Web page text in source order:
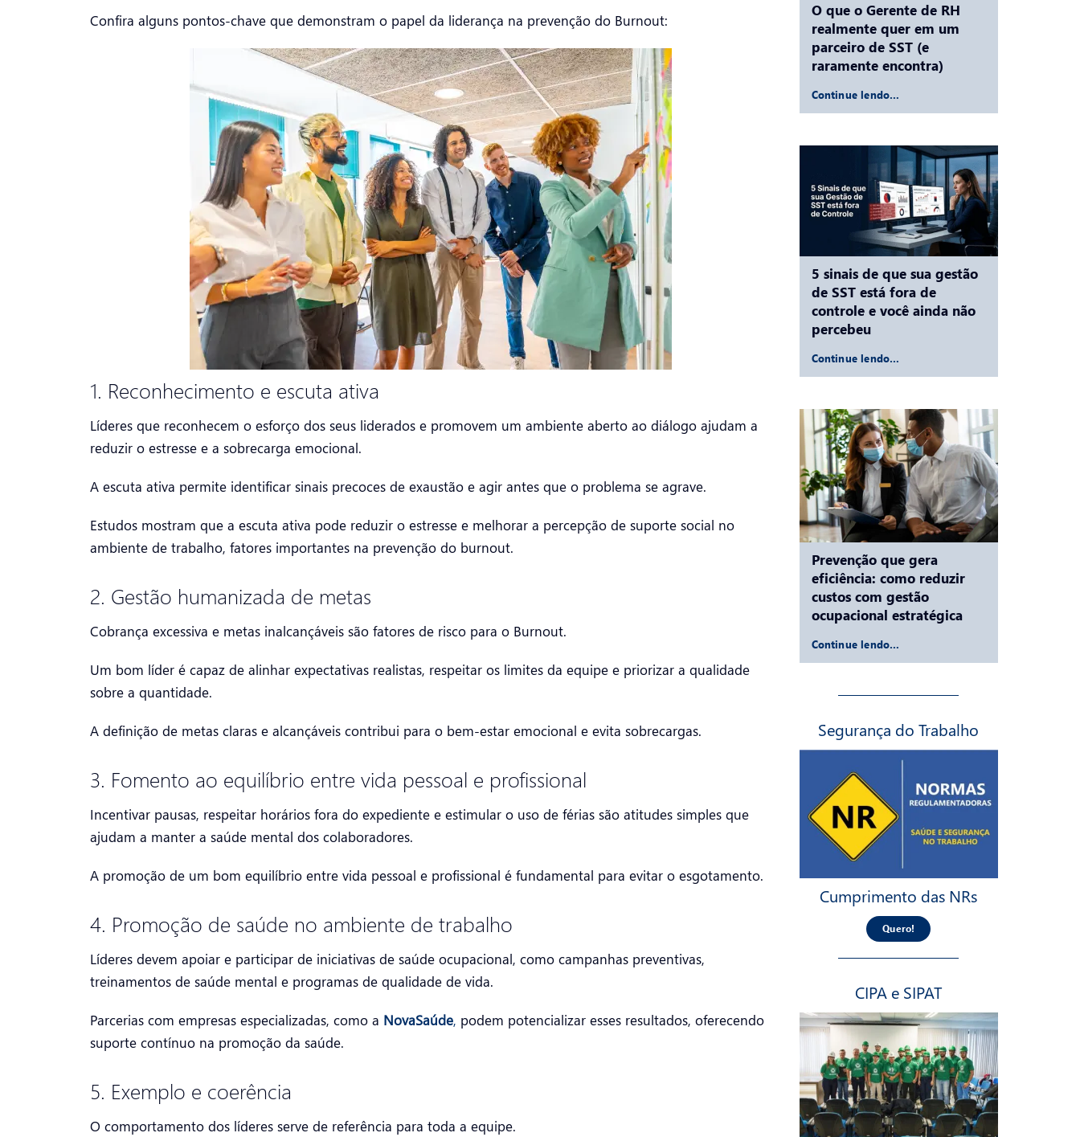
Confira alguns pontos-chave que demonstram o papel da liderança na prevenção do Burnout:
1. Reconhecimento e escuta ativa
Líderes que reconhecem o esforço dos seus liderados e promovem um ambiente aberto ao diálogo ajudam a
reduzir o estresse e a sobrecarga emocional.
A escuta ativa permite identificar sinais precoces de exaustão e agir antes que o problema se agrave.
Estudos mostram que a escuta ativa pode reduzir o estresse e melhorar a percepção de suporte social no
ambiente de trabalho, fatores importantes na prevenção do burnout.
2. Gestão humanizada de metas
Cobrança excessiva e metas inalcançáveis são fatores de risco para o Burnout.
Um bom líder é capaz de alinhar expectativas realistas, respeitar os limites da equipe e priorizar a qualidade
sobre a quantidade.
A definição de metas claras e alcançáveis contribui para o bem-estar emocional e evita sobrecargas.
3. Fomento ao equilíbrio entre vida pessoal e profissional
Incentivar pausas, respeitar horários fora do expediente e estimular o uso de férias são atitudes simples que
ajudam a manter a saúde mental dos colaboradores.
A promoção de um bom equilíbrio entre vida pessoal e profissional é fundamental para evitar o esgotamento.
4. Promoção de saúde no ambiente de trabalho
Líderes devem apoiar e participar de iniciativas de saúde ocupacional, como campanhas preventivas,
treinamentos de saúde mental e programas de qualidade de vida.
Parcerias com empresas especializadas, como a NovaSaúde, podem potencializar esses resultados, oferecendo
suporte contínuo na promoção da saúde.
5. Exemplo e coerência
O comportamento dos líderes serve de referência para toda a equipe.
O que o Gerente de RH
realmente quer em um
parceiro de SST (e
raramente encontra)
Continue lendo…
5 sinais de que sua gestão
de SST está fora de
controle e você ainda não
percebeu
Continue lendo…
Prevenção que gera
eficiência: como reduzir
custos com gestão
ocupacional estratégica
Continue lendo…
Segurança do Trabalho
Cumprimento das NRs
Quero!
CIPA e SIPAT